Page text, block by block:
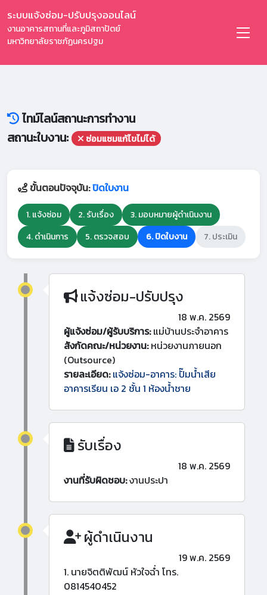
ระบบแจ้งซ่อม-ปรับปรุงออนไลน์
งานอาคารสถานที่และภูมิสถาปัตย์
มหาวิทยาลัยราชภัฏนครปฐม
ไทม์ไลน์สถานะการทำงาน
สถานะใบงาน:
ซ่อมแซมแก้ไขไม่ได้
ขั้นตอนปัจจุบัน:ปิดใบงาน
1. แจ้งซ่อม 2. รับเรื่อง
3. มอบหมายผู้ดำเนินงาน
4. ดำเนินการ
5. ตรวจสอบ 6. ปิดใบงาน 7. ประเมิน
แจ้งซ่อม-ปรับปรุง
18 พ.ค. 2569
ผู้แจ้งซ่อม/ผู้รับบริการ:แม่บ้านประจำอาคาร
สังกัดคณะ/หน่วยงาน:หน่วยงานภายนอก
(Outsource)
รายละเอียด: แจ้งซ่อม-อาคาร: ปั๊มน้ำเสีย
อาคารเรียน เอ 2 ชั้น 1 ห้องน้ำชาย
รับเรื่อง
18 พ.ค. 2569
งานที่รับผิดชอบ:งานประปา
ผู้ดำเนินงาน
19 พ.ค. 2569
1. นายจิตติพัฒน์ หัวใจฉ่ำ โทร.
0814540452